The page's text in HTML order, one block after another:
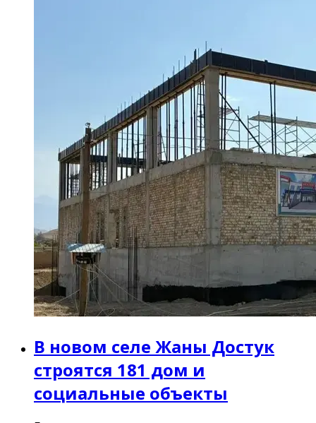
В новом селе Жаны Достук
строятся 181 дом и
социальные объекты